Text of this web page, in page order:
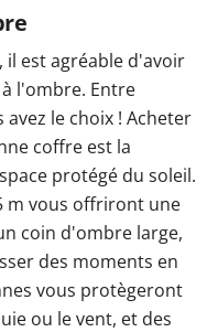
il est agréable d'avoir
l'ombre. Entre
le choix ! Acheter
coffre est la
protégé du soleil.
m vous offriront une
coin d'ombre large,
des moments en
vous protègeront
ou le vent, et des